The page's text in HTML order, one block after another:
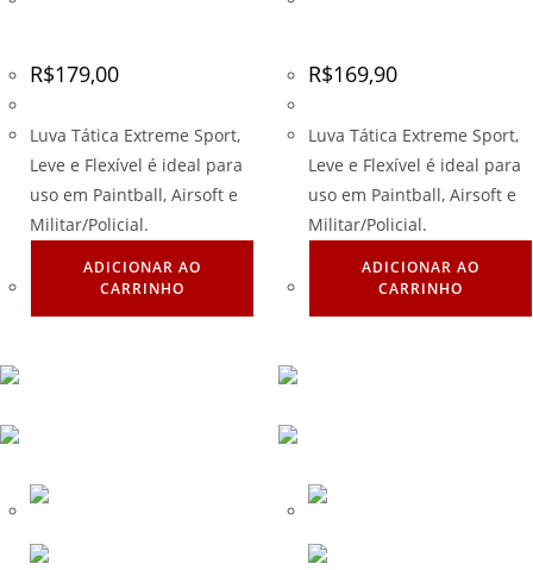
R$179,00
Luva Tática Extreme Sport,
Leve e Flexível é ideal para
uso em Paintball, Airsoft e
Militar/Policial.
ADICIONAR AO
CARRINHO
R$169,90
Luva Tática Extreme Sport,
Leve e Flexível é ideal para
uso em Paintball, Airsoft e
Militar/Policial.
ADICIONAR AO
CARRINHO